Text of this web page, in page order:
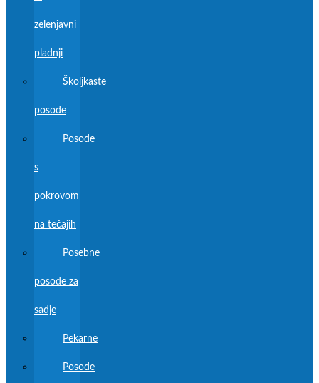
zelenjavni
pladnji
Školjkaste
posode
Posode
s
pokrovom
na tečajih
Posebne
posode za
sadje
Pekarne
Posode